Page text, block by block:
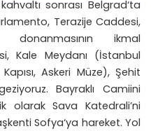
sonrası Belgrad‘ta
Terazije Caddesi,
ikmal
Kale Meydanı (İstanbul
Askeri Müze), Şehit
Bayraklı Camiini
olarak Sava Katedrali’ni
Sofya‘ya hareket. Yol